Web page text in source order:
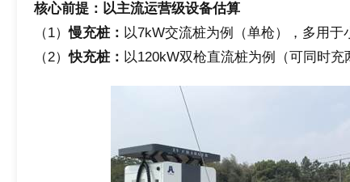
核心前提：以主流运营级设备估算
（1）慢充桩： 以7kW交流桩为例（单枪），多用于
（2）快充桩： 以120kW双枪直流桩为例（可同时充